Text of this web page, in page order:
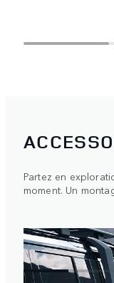
Partez en
moment. Un